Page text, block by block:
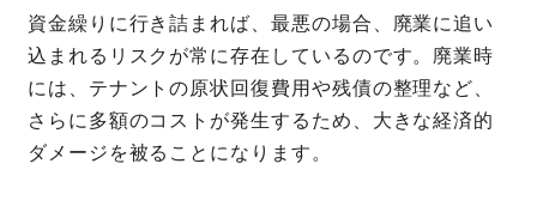
資金繰りに行き詰まれば、最悪の場合、廃業に追い
込まれるリスクが常に存在しているのです。廃業時
には、テナントの原状回復費用や残債の整理など、
さらに多額のコストが発生するため、大きな経済的
ダメージを被ることになります。